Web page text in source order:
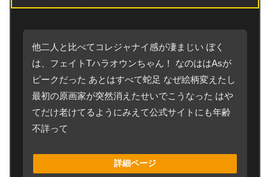
他二人と比べてコレジャナイ感が凄まじい ぼく
は、フェイトTハラオウンちゃん！ なのははAsが
ピークだった あとはすべて蛇足 なぜ絵柄変えたし
最初の原画家が突然消えたせいでこうなった はや
てだけ老けてるようにみえて公式サイトにも年齢
不詳って
詳細ページ